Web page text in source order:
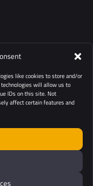
like cookies to store and/or
will allow us to
IDs on this site. Not
affect certain features and